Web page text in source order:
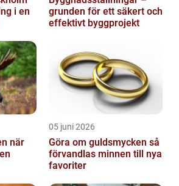
i en
grunden för ett säkert och
effektivt byggprojekt
05 juni 2026
Göra om guldsmycken så
förvandlas minnen till nya
favoriter